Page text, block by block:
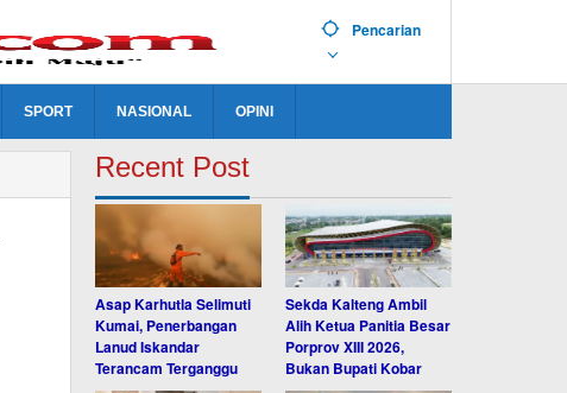
Pencarian
SPORT NASIONAL OPINI
Recent Post
Asap Karhutla Selimuti
Kumai, Penerbangan
Lanud Iskandar
Terancam Terganggu
Sekda Kalteng Ambil
Alih Ketua Panitia Besar
Porprov XIII 2026,
Bukan Bupati Kobar